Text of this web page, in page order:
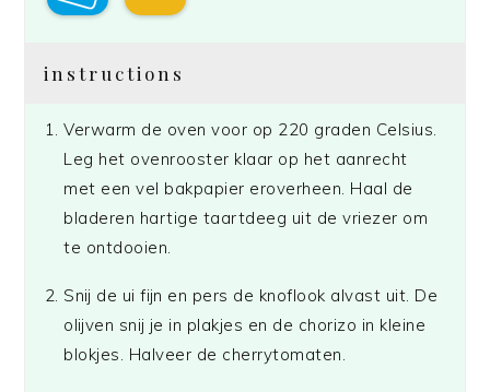
instructions
Verwarm de oven voor op 220 graden Celsius.
Leg het ovenrooster klaar op het aanrecht
met een vel bakpapier eroverheen. Haal de
bladeren hartige taartdeeg uit de vriezer om
te ontdooien.
Snij de ui fijn en pers de knoflook alvast uit. De
olijven snij je in plakjes en de chorizo in kleine
blokjes. Halveer de cherrytomaten.